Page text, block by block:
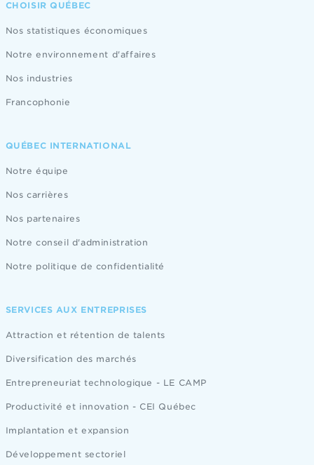
CHOISIR QUÉBEC
Nos statistiques économiques
Notre environnement d'affaires
Nos industries
Francophonie
QUÉBEC INTERNATIONAL
Notre équipe
Nos carrières
Nos partenaires
Notre conseil d'administration
Notre politique de confidentialité
SERVICES AUX ENTREPRISES
Attraction et rétention de talents
Diversification des marchés
Entrepreneuriat technologique - LE CAMP
Productivité et innovation - CEI Québec
Implantation et expansion
Développement sectoriel